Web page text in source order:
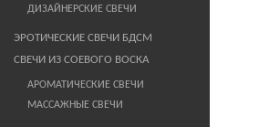
ДИЗАЙНЕРСКИЕ СВЕЧИ
ЭРОТИЧЕСКИЕ СВЕЧИ БДСМ
СВЕЧИ ИЗ СОЕВОГО ВОСКА
АРОМАТИЧЕСКИЕ СВЕЧИ
МАССАЖНЫЕ СВЕЧИ